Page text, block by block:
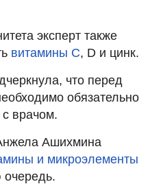
эксперт также
витамины С, D и цинк.
что перед
обязательно
с врачом.
Ашихмина
и микроэлементы